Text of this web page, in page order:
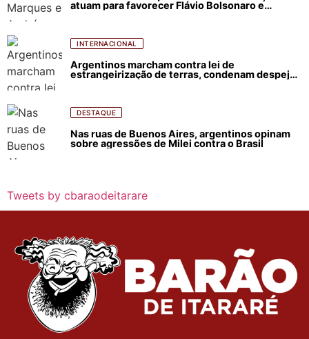
atuam para favorecer Flávio Bolsonaro e
INTERNACIONAL
Argentinos marcham contra lei de
estrangeirização de terras, condenam despejos
DESTAQUE
Nas ruas de Buenos Aires, argentinos opinam
sobre agressões de Milei contra o Brasil
Tweets by cbaraodeitarare